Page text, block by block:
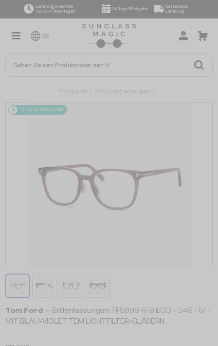
Lieferung innerhalb
von 2–4 Werktagen
14 Tage Rückgabe
Kostenlose
Lieferung
DE
Produkte Brillenfassungen
2-4 WERKTAGE
Tom Ford — Brillenfassungen TF5998-K-B ECO - 045 - 51 -
MIT BLAU-VIOLETTEM LICHTFILTER-GLÄSERN